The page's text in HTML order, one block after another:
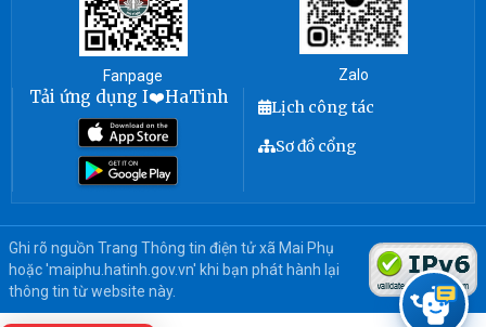
Fanpage Zalo
Tải ứng dụng I❤️HaTinh
Lịch công tác
Sơ đồ cổng
Ghi rõ nguồn Trang Thông tin điện tử xã Mai Phụ
hoặc 'maiphu.hatinh.gov.vn' khi bạn phát hành lại
thông tin từ website này.